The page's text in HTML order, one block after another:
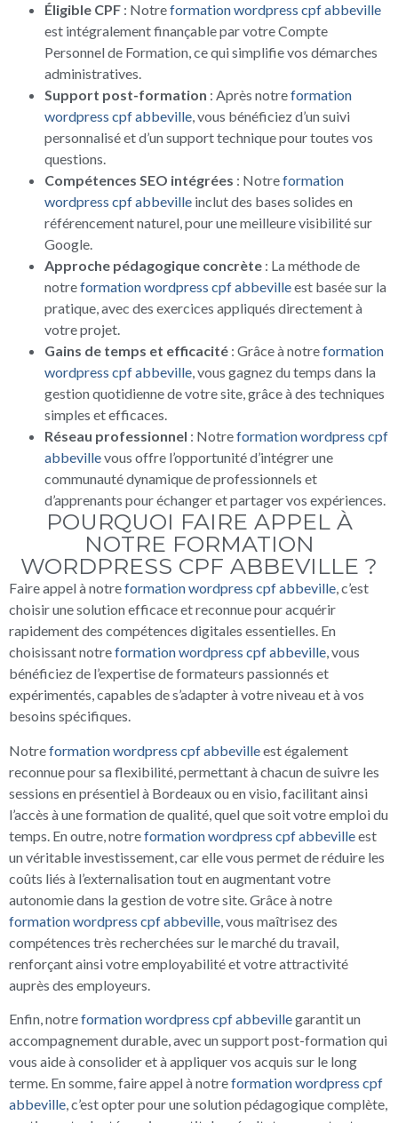
Éligible CPF : Notreformation wordpress cpf abbeville
est intégralement finançable par votre Compte
Personnel de Formation, ce qui simplifie vos démarches
administratives.
Support post-formation : Après notreformation
wordpress cpf abbeville, vous bénéficiez d’un suivi
personnalisé et d’un support technique pour toutes vos
questions.
Compétences SEO intégrées : Notreformation
wordpress cpf abbeville inclut des bases solides en
référencement naturel, pour une meilleure visibilité sur
Google.
Approche pédagogique concrète : La méthode de
notreformation wordpress cpf abbevilleest basée sur la
pratique, avec des exercices appliqués directement à
votre projet.
Gains de temps et efficacité : Grâce à notreformation
wordpress cpf abbeville, vous gagnez du temps dans la
gestion quotidienne de votre site, grâce à des techniques
simples et efficaces.
Réseau professionnel : Notreformation wordpress cpf
abbevillevous offre l’opportunité d’intégrer une
communauté dynamique de professionnels et
d’apprenants pour échanger et partager vos expériences.
POURQUOI FAIRE APPEL À
NOTRE FORMATION
WORDPRESS CPF ABBEVILLE ?
Faire appel à notreformation wordpress cpf abbeville, c’est
choisir une solution efficace et reconnue pour acquérir
rapidement des compétences digitales essentielles. En
choisissant notreformation wordpress cpf abbeville, vous
bénéficiez de l’expertise de formateurs passionnés et
expérimentés, capables de s’adapter à votre niveau et à vos
besoins spécifiques.
Notreformation wordpress cpf abbevilleest également
reconnue pour sa flexibilité, permettant à chacun de suivre les
sessions en présentiel à Bordeaux ou en visio, facilitant ainsi
l’accès à une formation de qualité, quel que soit votre emploi du
temps. En outre, notreformation wordpress cpf abbevilleest
un véritable investissement, car elle vous permet de réduire les
coûts liés à l’externalisation tout en augmentant votre
autonomie dans la gestion de votre site. Grâce à notre
formation wordpress cpf abbeville , vous maîtrisez des
compétences très recherchées sur le marché du travail,
renforçant ainsi votre employabilité et votre attractivité
auprès des employeurs.
Enfin, notreformation wordpress cpf abbevillegarantit un
accompagnement durable, avec un support post-formation qui
vous aide à consolider et à appliquer vos acquis sur le long
terme. En somme, faire appel à notreformation wordpress cpf
abbeville, c’est opter pour une solution pédagogique complète,